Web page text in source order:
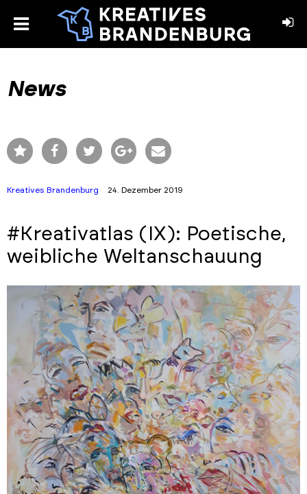
toggle
News
Kreatives Brandenburg 24. Dezember 2019
#Kreativatlas (IX): Poetische,
weibliche Weltanschauung